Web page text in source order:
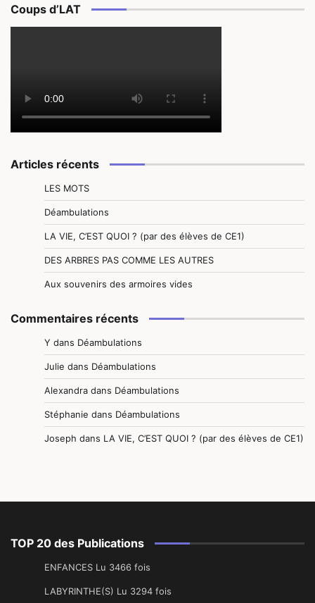
Coups d’LAT
Articles récents
LES MOTS
Déambulations
LA VIE, C’EST QUOI ? (par des élèves de CE1)
DES ARBRES PAS COMME LES AUTRES
Aux souvenirs des armoires vides
Commentaires récents
Y dans Déambulations
Julie dans Déambulations
Alexandra dans Déambulations
Stéphanie dans Déambulations
Joseph dans LA VIE, C’EST QUOI ? (par des élèves de CE1)
TOP 20 des Publications
ENFANCES Lu 3466 fois
LABYRINTHE(S) Lu 3294 fois